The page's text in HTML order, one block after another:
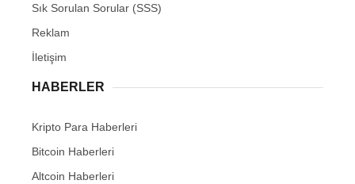
Sık Sorulan Sorular (SSS)
Reklam
İletişim
HABERLER
Kripto Para Haberleri
Bitcoin Haberleri
Altcoin Haberleri